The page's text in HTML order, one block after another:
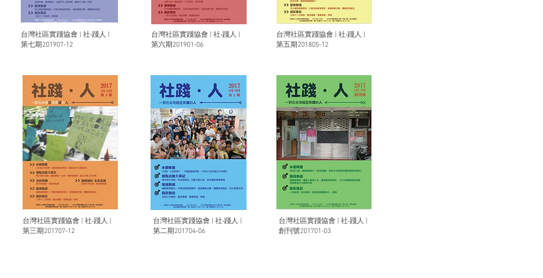
台灣社區實踐協會 | 社‧踐人 |
第七期201907-12
台灣社區實踐協會 | 社‧踐人 |
第六期201901-06
台灣社區實踐協會 | 社‧踐人 |
第五期201805-12
台灣社區實踐協會 | 社‧踐人 |
第三期201707-12
台灣社區實踐協會 | 社‧踐人 |
第二期201704-06
台灣社區實踐協會 | 社‧踐人 |
創刊號201701-03